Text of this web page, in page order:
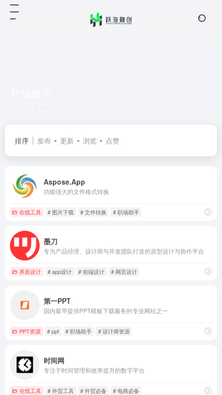
排序 发布 更新 浏览 点赞
Aspose.App
功能强大的文件格式转换
在线工具 # 图片下载 # 文件转换 # 职场助手
墨刀
专为产品经理、设计师与开发团队打造的原型设计与协作平台
界面设计 # app设计 # 前端设计 # 网页设计
第一PPT
国内最早提供PPT模板下载服务的专业网站之一
PPT资源 # ppt # 职场助手 # 设计师资源
时间网
专注于时间管理和效率提升的数字平台
在线工具 # 外贸工具 # 外贸必备 # 电商必备